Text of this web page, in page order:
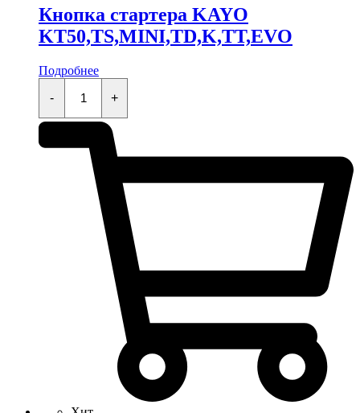
Кнопка стартера KAYO
KT50,TS,MINI,TD,K,TT,EVO
Подробнее
-
стартера
KT50,TS,MINI,TD,K,TT,EVO
+